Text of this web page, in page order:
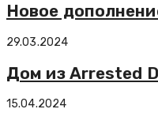
Новое
29.03.2024
Дом из Arrested
15.04.2024